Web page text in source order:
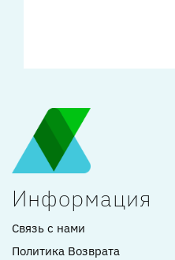
Информация
Связь с нами
Политика Возврата